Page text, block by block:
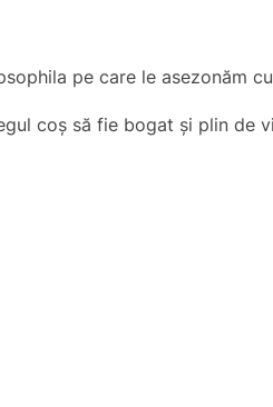
pe care le asezonăm
coș să fie bogat și plin de